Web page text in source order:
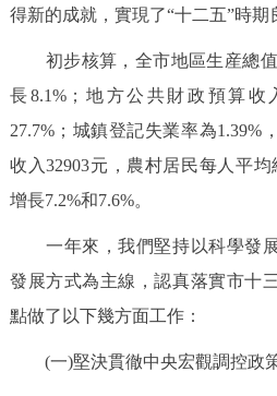
12345網上接訴即辦 我
參與調查 線上訪談
走進北京
北京概況 十六區概覽
得新的成就，實現了“十二五”時期
初步核算，全市地區生産總值
長8.1%；地方公共財政預算收
27.7%；城鎮登記失業率為1.39%
收入32903元，農村居民每人平
增長7.2%和7.6%。
一年來，我們堅持以科學發展
發展方式為主線，認真落實市十
點做了以下幾方面工作：
(一)堅決貫徹中央宏觀調控政